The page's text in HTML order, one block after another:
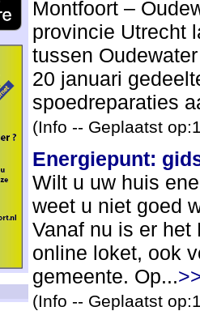
Montfoort –
provincie Utrecht
tussen
20 januari
spoedreparaties
(Info -- Geplaatst
Energiepunt:
Wilt u uw huis
weet u niet goed
Vanaf nu is er het
online loket, ook
gemeente. Op...
(Info -- Geplaatst